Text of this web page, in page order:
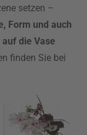
setzen –
Form und auch
die Vase
finden Sie bei